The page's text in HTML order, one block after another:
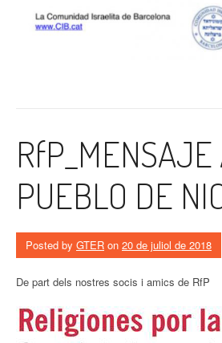
RfP_MENSAJE
PUEBLO DE
Posted by GTER on 20 de juliol de 2018
De part dels nostres socis i amics de RfP